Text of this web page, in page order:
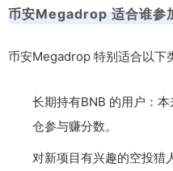
币安Megadrop 适合谁参
币安Megadrop 特别适合以下
长期持有BNB 的用户：
仓参与赚分数。
对新项目有兴趣的空投猎